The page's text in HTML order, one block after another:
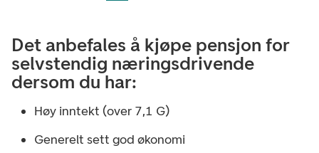
Det anbefales å kjøpe pensjon for
selvstendig næringsdrivende
dersom du har:
Høy inntekt (over 7,1 G)
Generelt sett god økonomi